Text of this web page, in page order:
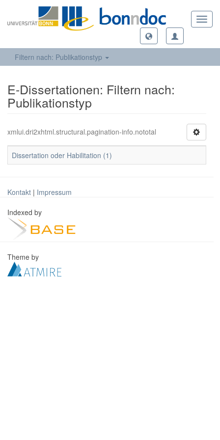
Filtern nach: Publikationstyp
E-Dissertationen: Filtern nach:
Publikationstyp
xmlui.dri2xhtml.structural.pagination-info.nototal
Dissertation oder Habilitation (1)
Kontakt | Impressum
Indexed by
Theme by